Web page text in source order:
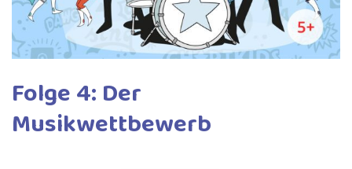
Folge 4: Der
Musikwettbewerb